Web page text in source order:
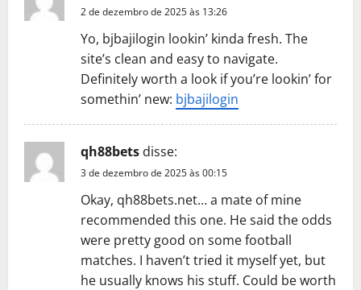
a
o
n
2 de dezembro de 2025 às 13:26
Yo, bjbajilogin lookin’ kinda fresh. The
site’s clean and easy to navigate.
Definitely worth a look if you’re lookin’ for
somethin’ new: bjbajilogin
qh88bets disse:
3 de dezembro de 2025 às 00:15
Okay, qh88bets.net… a mate of mine
recommended this one. He said the odds
were pretty good on some football
matches. I haven’t tried it myself yet, but
he usually knows his stuff. Could be worth